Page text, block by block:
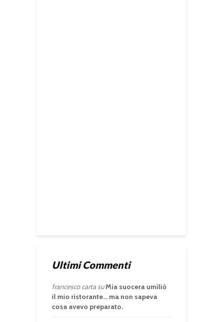
Ultimi Commenti
francesco cartasuMia suocera umiliò
il mio ristorante… ma non sapeva
cosa avevo preparato.